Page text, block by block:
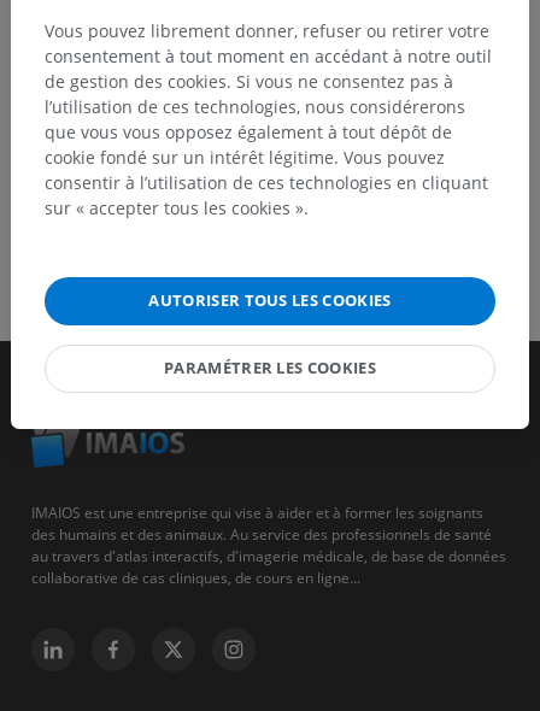
TÉLÉCHARGEZ L'APPLI
IMAIOS est une entreprise qui vise à aider et à former les soignants
des humains et des animaux. Au service des professionnels de santé
au travers d'atlas interactifs, d'imagerie médicale, de base de données
collaborative de cas cliniques, de cours en ligne...
Vous pouvez librement donner, refuser ou retirer votre
consentement à tout moment en accédant à notre outil
de gestion des cookies. Si vous ne consentez pas à
l’utilisation de ces technologies, nous considérerons
que vous vous opposez également à tout dépôt de
cookie fondé sur un intérêt légitime. Vous pouvez
consentir à l’utilisation de ces technologies en cliquant
sur « accepter tous les cookies ».
AUTORISER TOUS LES COOKIES
PARAMÉTRER LES COOKIES